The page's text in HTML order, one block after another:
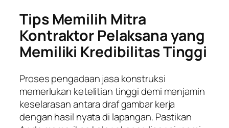
Tips Memilih Mitra
Kontraktor Pelaksana yang
Memiliki Kredibilitas Tinggi
Proses pengadaan jasa konstruksi
memerlukan ketelitian tinggi demi menjamin
keselarasan antara draf gambar kerja
dengan hasil nyata di lapangan. Pastikan